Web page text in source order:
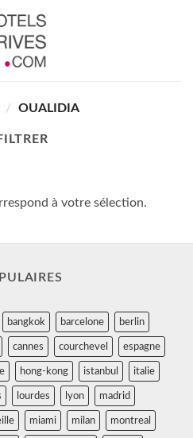
/ OUALIDIA
à votre sélection.
bangkok barcelone berlin
cannes courchevel espagne
hong-kong istanbul italie
lourdes lyon madrid
miami milan montreal